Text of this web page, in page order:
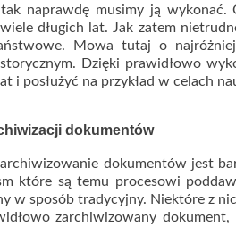
naprawdę musimy ją wykonać.
długich lat. Jak zatem
Mowa tutaj o
Dzięki prawidłowo
i posłużyć na przykład w celach
dokumentów
dokumentów jest
które są temu procesowi
w sposób tradycyjny. Niektóre z
zarchiwizowany